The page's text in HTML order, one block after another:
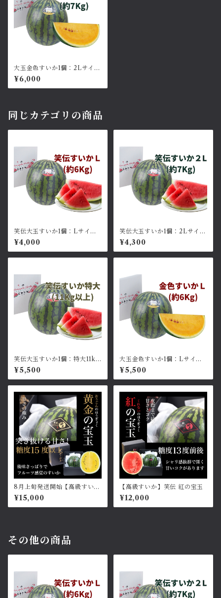
大玉金色すいか1個：2Lサイズ
約7~8kg
¥6,000
同じカテゴリの商品
笑伝大玉すいか1個：Lサイズ
約6kg
¥4,000
笑伝大玉すいか1個：2Lサイズ
約7~8kg
¥4,300
笑伝大玉すいか1個：特大11kg
以上
¥5,500
大玉金色すいか1個：Lサイズ
約6kg
¥5,500
8月上旬発送開始【高級すい
か】笑伝 黄金の宝玉
¥15,000
【高級すいか】笑伝 紅の宝玉
¥12,000
その他の商品